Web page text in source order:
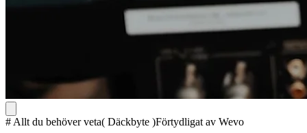
# Allt du behöver veta( Däckbyte )Förtydligat av Wevo